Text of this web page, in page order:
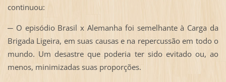
continuou:
─ O episódio Brasil x Alemanha foi semelhante à Carga da
Brigada Ligeira, em suas causas e na repercussão em todo o
mundo. Um desastre que poderia ter sido evitado ou, ao
menos, minimizadas suas proporções.